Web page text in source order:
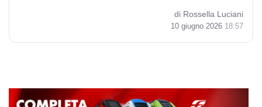
di Rossella Luciani
10 giugno 2026 18:57